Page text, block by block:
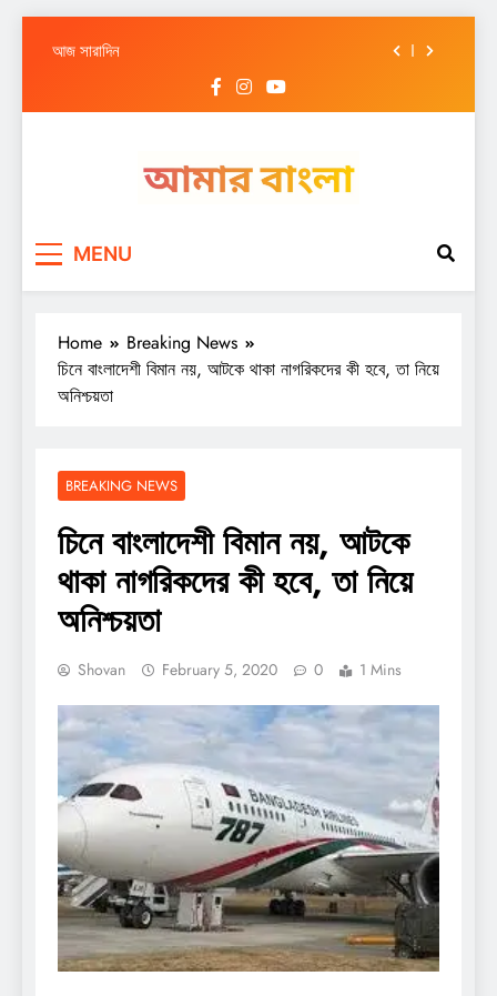
আজ সারাদিন
শিক্ষকদের জন্য নয়া নির্দেশিকা, কখন করতে হবে সেন্সাসের
কাজ
MENU
Home
Breaking News
চিনে বাংলাদেশী বিমান নয়, আটকে থাকা নাগরিকদের কী হবে, তা নিয়ে
অনিশ্চয়তা
BREAKING NEWS
চিনে বাংলাদেশী বিমান নয়, আটকে
থাকা নাগরিকদের কী হবে, তা নিয়ে
অনিশ্চয়তা
Shovan February 5, 2020 0 1 Mins